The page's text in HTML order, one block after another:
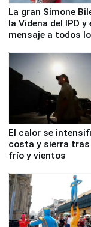
La gran Simone
la Videna del IPD y
mensaje a todos
El calor se
costa y sierra tras
frío y vientos